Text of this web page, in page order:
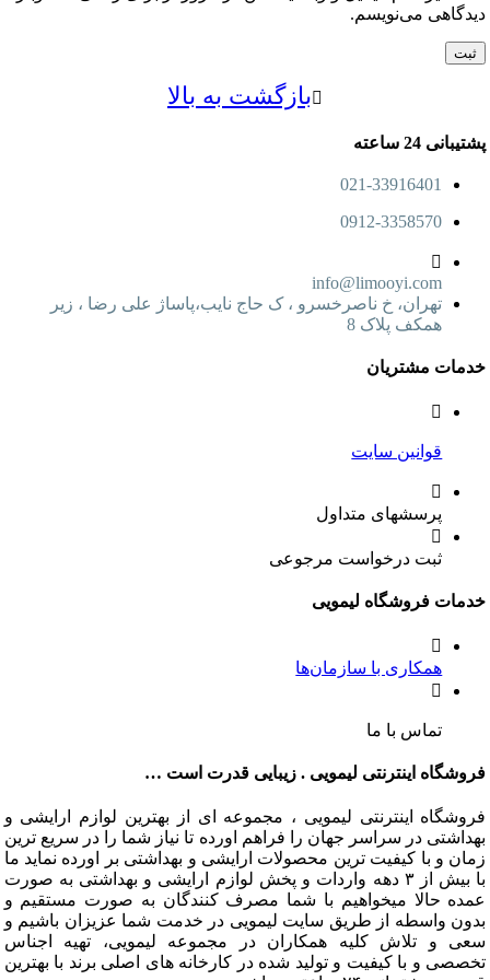
می‌نویسم.
بازگشت به بالا
ساعته
021-33916401
0912-3358570
info@limooyi.com
تهران، خ ناصرخسرو ، ک حاج نایب،پاساژ علی رضا ، زیر
همکف پلاک 8
مشتریان
قوانین سایت
پرسشهای متداول
ثبت درخواست مرجوعی
فروشگاه لیمویی
همکاری با سازمان‌ها
تماس با ما
اینترنتی لیمویی . زیبایی قدرت است …
اینترنتی لیمویی ، مجموعه ای از بهترین لوازم ارایشی و
در سراسر جهان را فراهم اورده تا نیاز شما را در سریع ترین
و با کیفیت ترین محصولات ارایشی و بهداشتی بر اورده نماید ما
با بیش از ۳ دهه واردات و پخش لوازم ارایشی و بهداشتی به صورت
حالا میخواهیم با شما مصرف کنندگان به صورت مستقیم و
واسطه از طریق سایت لیمویی در خدمت شما عزیزان باشیم و
و تلاش کلیه همکاران در مجموعه لیمویی، تهیه اجناس
و با کیفیت و تولید شده در کارخانه های اصلی برند با بهترین